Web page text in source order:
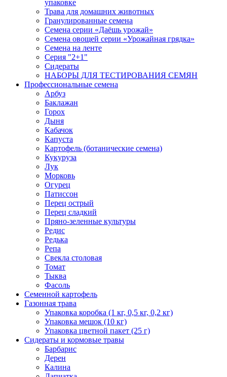
упаковке
Трава для домашних животных
Гранулированные семена
Семена серии «Даёшь урожай»
Семена овощей серии «Урожайная грядка»
Семена на ленте
Серия "2+1"
Сидераты
НАБОРЫ ДЛЯ ТЕСТИРОВАНИЯ СЕМЯН
Профессиональные семена
Арбуз
Баклажан
Горох
Дыня
Кабачок
Капуста
Картофель (ботанические семена)
Кукуруза
Лук
Морковь
Огурец
Патиссон
Перец острый
Перец сладкий
Пряно-зеленные культуры
Редис
Редька
Репа
Свекла столовая
Томат
Тыква
Фасоль
Семенной картофель
Газонная трава
Упаковка коробка (1 кг, 0,5 кг, 0,2 кг)
Упаковка мешок (10 кг)
Упаковка цветной пакет (25 г)
Сидераты и кормовые травы
Барбарис
Дерен
Калина